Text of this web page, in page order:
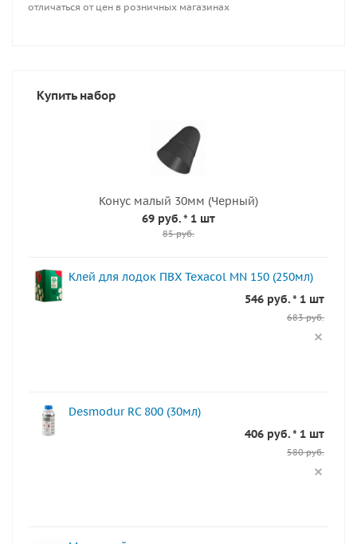
отличаться от цен в розничных магазинах
Купить набор
Конус малый 30мм (Черный)
69 руб.* 1 шт
85 руб.
Клей для лодок ПВХ Texacol МN 150 (250мл)
546 руб. * 1 шт
683 руб.
Desmodur RC 800 (30мл)
406 руб. * 1 шт
580 руб.